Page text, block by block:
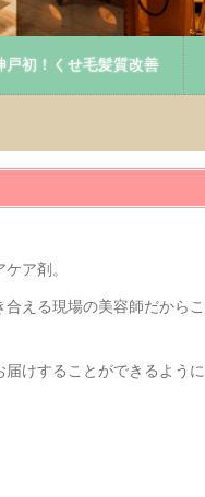
戸初！くせ毛髪質改善
ア剤。
える現場の美容師だから
けすることができるように